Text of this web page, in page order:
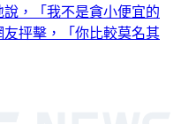
，「我不是貪小便宜的
抨擊，「你比較莫名其